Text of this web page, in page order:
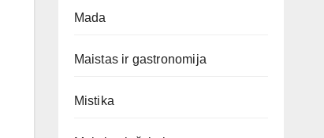
Mada
Maistas ir gastronomija
Mistika